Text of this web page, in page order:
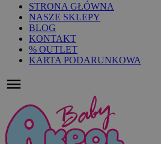
STRONA GŁÓWNA
NASZE SKLEPY
BLOG
KONTAKT
% OUTLET
KARTA PODARUNKOWA